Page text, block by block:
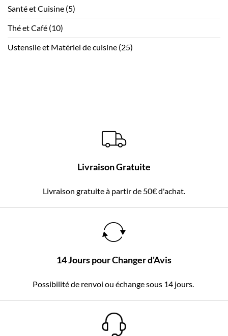
Santé et Cuisine (5)
Thé et Café (10)
Ustensile et Matériel de cuisine (25)
Livraison Gratuite
Livraison gratuite à partir de 50€ d'achat.
14 Jours pour Changer d'Avis
Possibilité de renvoi ou échange sous 14 jours.